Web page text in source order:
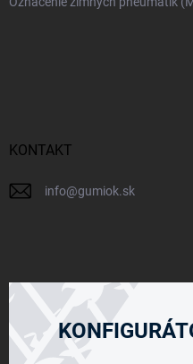
KONTAKT
info@gumiok.sk